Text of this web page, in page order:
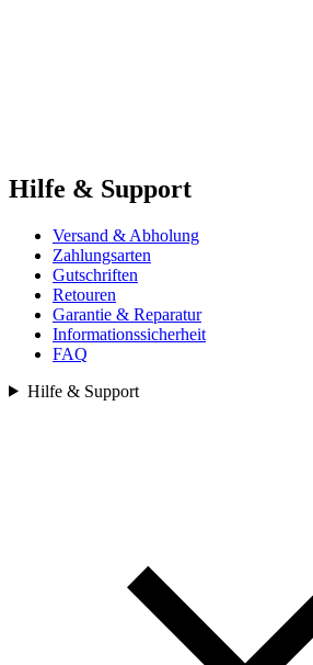
Hilfe & Support
Versand & Abholung
Zahlungsarten
Gutschriften
Retouren
Garantie & Reparatur
Informationssicherheit
FAQ
Hilfe & Support